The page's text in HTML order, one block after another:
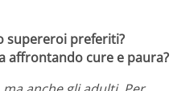
supereroi preferiti?
affrontando cure e paura?